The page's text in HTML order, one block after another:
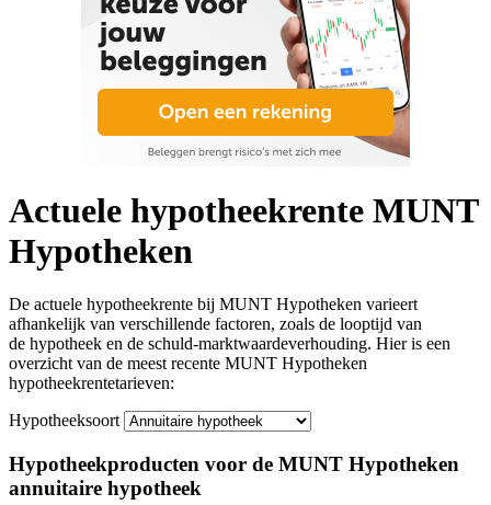
Actuele hypotheekrente MUNT
Hypotheken
De actuele hypotheekrente bij MUNT Hypotheken varieert
afhankelijk van verschillende factoren, zoals de looptijd van
de hypotheek en de schuld-marktwaardeverhouding. Hier is een
overzicht van de meest recente MUNT Hypotheken
hypotheekrentetarieven:
Hypotheeksoort
Hypotheekproducten voor de MUNT Hypotheken
annuitaire hypotheek